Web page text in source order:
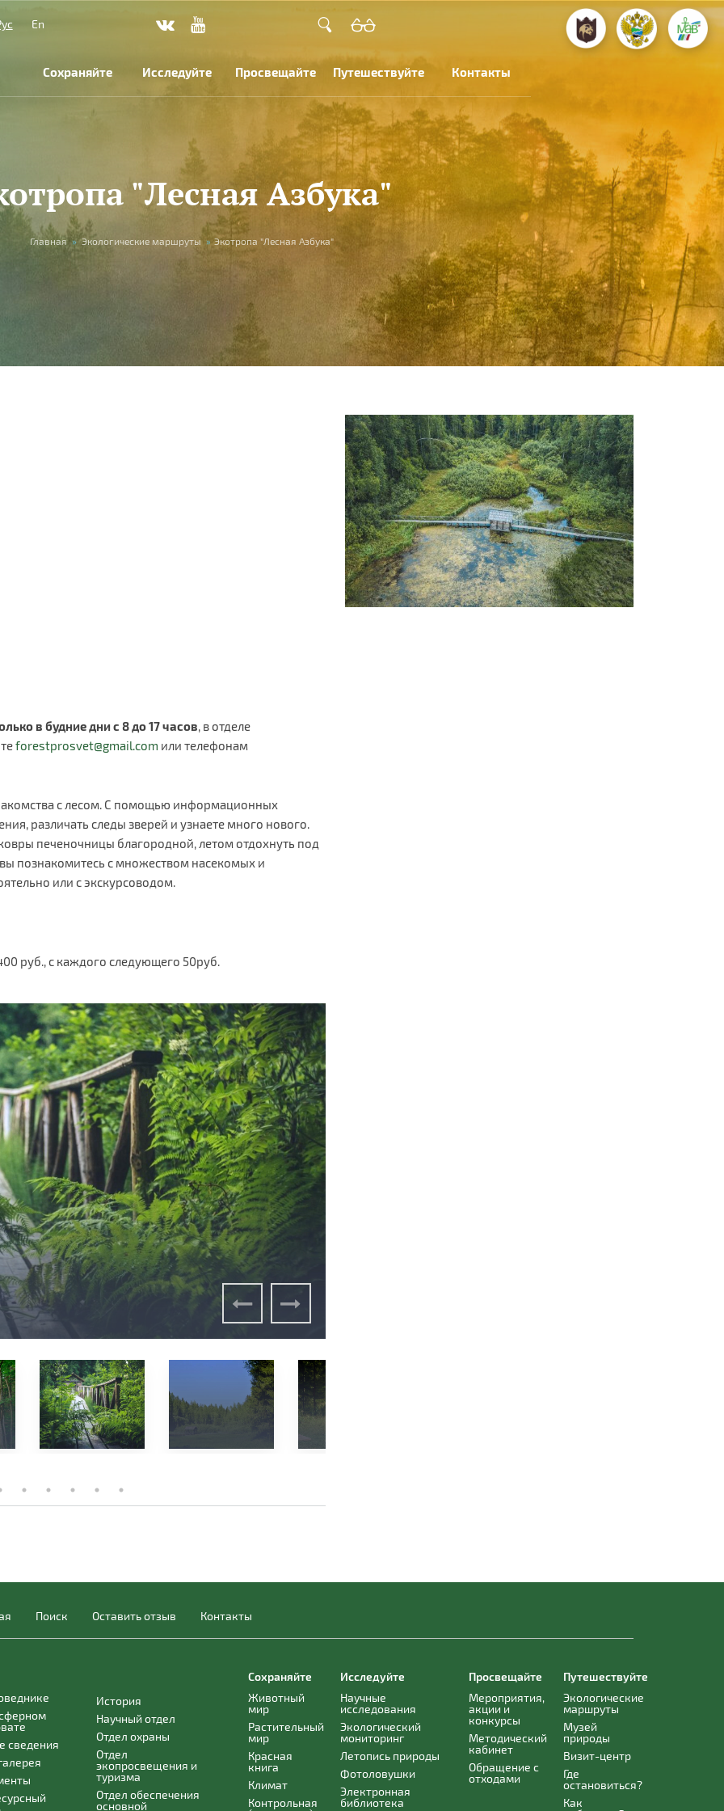
En
Сохраняйте Исследуйте Просвещайте Путешествуйте Контакты
"Лесная Азбука"
Главная » Экологические маршруты » Экотропа "Лесная Азбука"
в будние дни с 8 до 17 часов, в отделе
forestprosvet@gmail.com или телефонам
с лесом. С помощью информационных
различать следы зверей и узнаете много нового.
печеночницы благородной, летом отдохнуть под
познакомитесь с множеством насекомых и
или с экскурсоводом.
руб., с каждого следующего 50руб.
Поиск Оставить отзыв Контакты
сведения
История
Научный отдел
Отдел охраны
Отдел
экопросвещения и
туризма
Отдел обеспечения
основной
Сохраняйте
Животный
мир
Растительный
мир
Красная
книга
Климат
Контрольная
Исследуйте
Научные
исследования
Экологический
мониторинг
Летопись природы
Фотоловушки
Электронная
библиотека
Просвещайте
Мероприятия,
акции и
конкурсы
Методический
кабинет
Обращение с
отходами
Путешествуйте
Экологические
маршруты
Музей
природы
Визит-центр
Где
остановиться?
Как